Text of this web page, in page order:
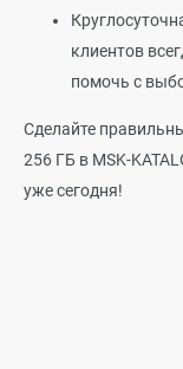
клиентов
помочь с
Сделайте
256 ГБ в MSK-
уже сегодня!